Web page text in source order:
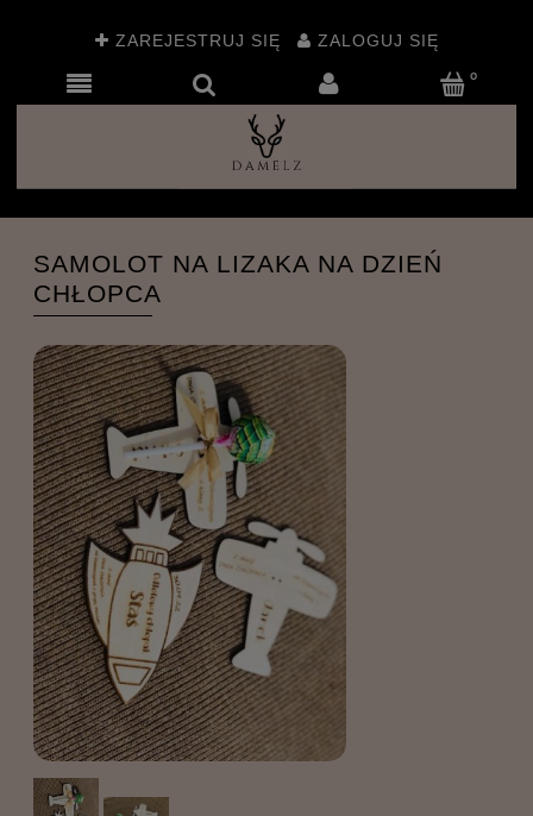
ZAREJESTRUJ SIĘ ZALOGUJ SIĘ
SAMOLOT NA LIZAKA NA DZIEŃ
CHŁOPCA